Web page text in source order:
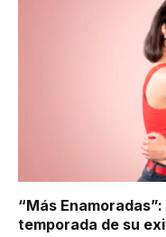
“Más
temporada de su